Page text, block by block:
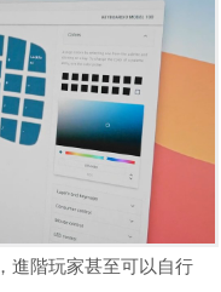
進階玩家甚至可以自行